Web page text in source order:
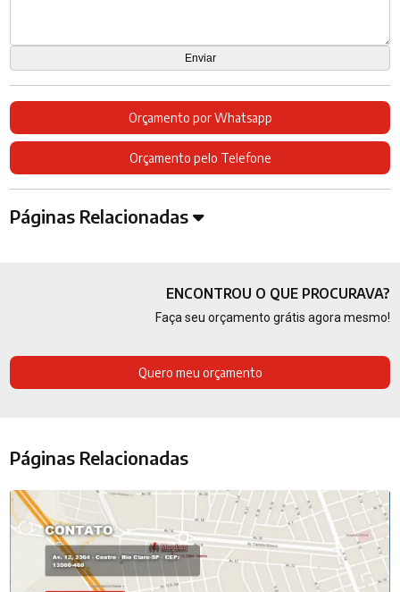
Orçamento por Whatsapp
Orçamento pelo Telefone
Páginas Relacionadas
ENCONTROU O QUE PROCURAVA?
Faça seu orçamento grátis agora mesmo!
Quero meu orçamento
Páginas Relacionadas